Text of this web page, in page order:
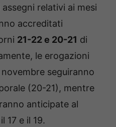
relativi ai mesi
accreditati
21-22 e 20-21 di
le erogazioni
seguiranno
(20-21), mentre
anticipate al
17 e il 19.